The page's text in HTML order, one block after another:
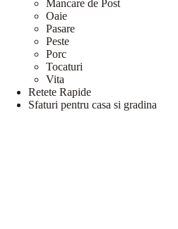
Mancare de Post
Oaie
Pasare
Peste
Porc
Tocaturi
Vita
Retete Rapide
Sfaturi pentru casa si gradina